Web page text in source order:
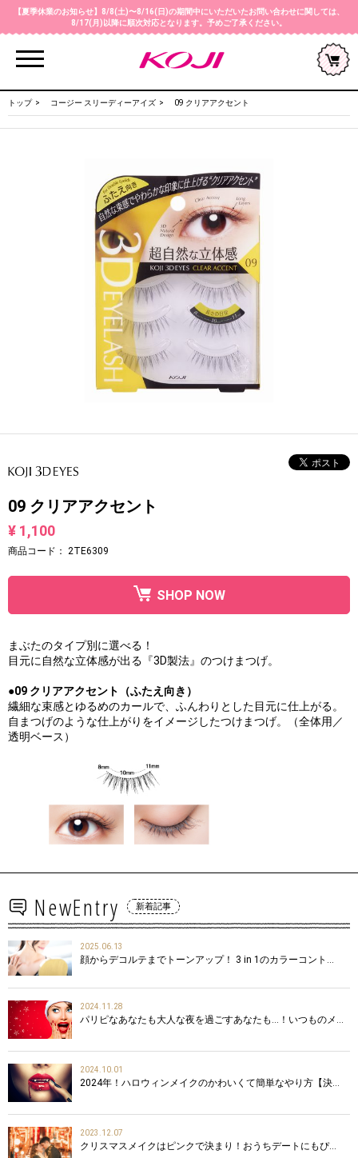
【夏季休業のお知らせ】8/8(土)〜8/16(日)の期間中にいただいたお問い合わせに関しては、
8/17(月)以降に順次対応となります。予めご了承ください。
Menu
トップ コージー スリーディーアイズ 09 クリアアクセント
09 クリアアクセント
¥ 1,100
商品コード： 2TE6309
SHOP NOW
まぶたのタイプ別に選べる！
目元に自然な立体感が出る『3D製法』のつけまつげ。
●09 クリアアクセント（ふたえ向き）
繊細な束感とゆるめのカールで、ふんわりとした目元に仕上がる。
自まつげのような仕上がりをイメージしたつけまつげ。（全体用／
透明ベース）
NewEntry 新着記事
2025.06.13
顔からデコルテまでトーンアップ！ 3 in 1のカラーコント…
2024.11.28
パリピなあなたも大人な夜を過ごすあなたも…！いつものメ…
2024.10.01
2024年！ハロウィンメイクのかわいくて簡単なやり方【決…
2023.12.07
クリスマスメイクはピンクで決まり！おうちデートにもぴ…